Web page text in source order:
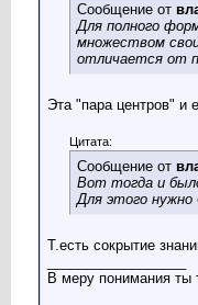
Сообщение от
Для полного
множеством
отличается от
Эта "пара центров" и
Цитата:
Сообщение от
Вот тогда и
Для этого
Т.есть сокрытие
В меру понимания ты